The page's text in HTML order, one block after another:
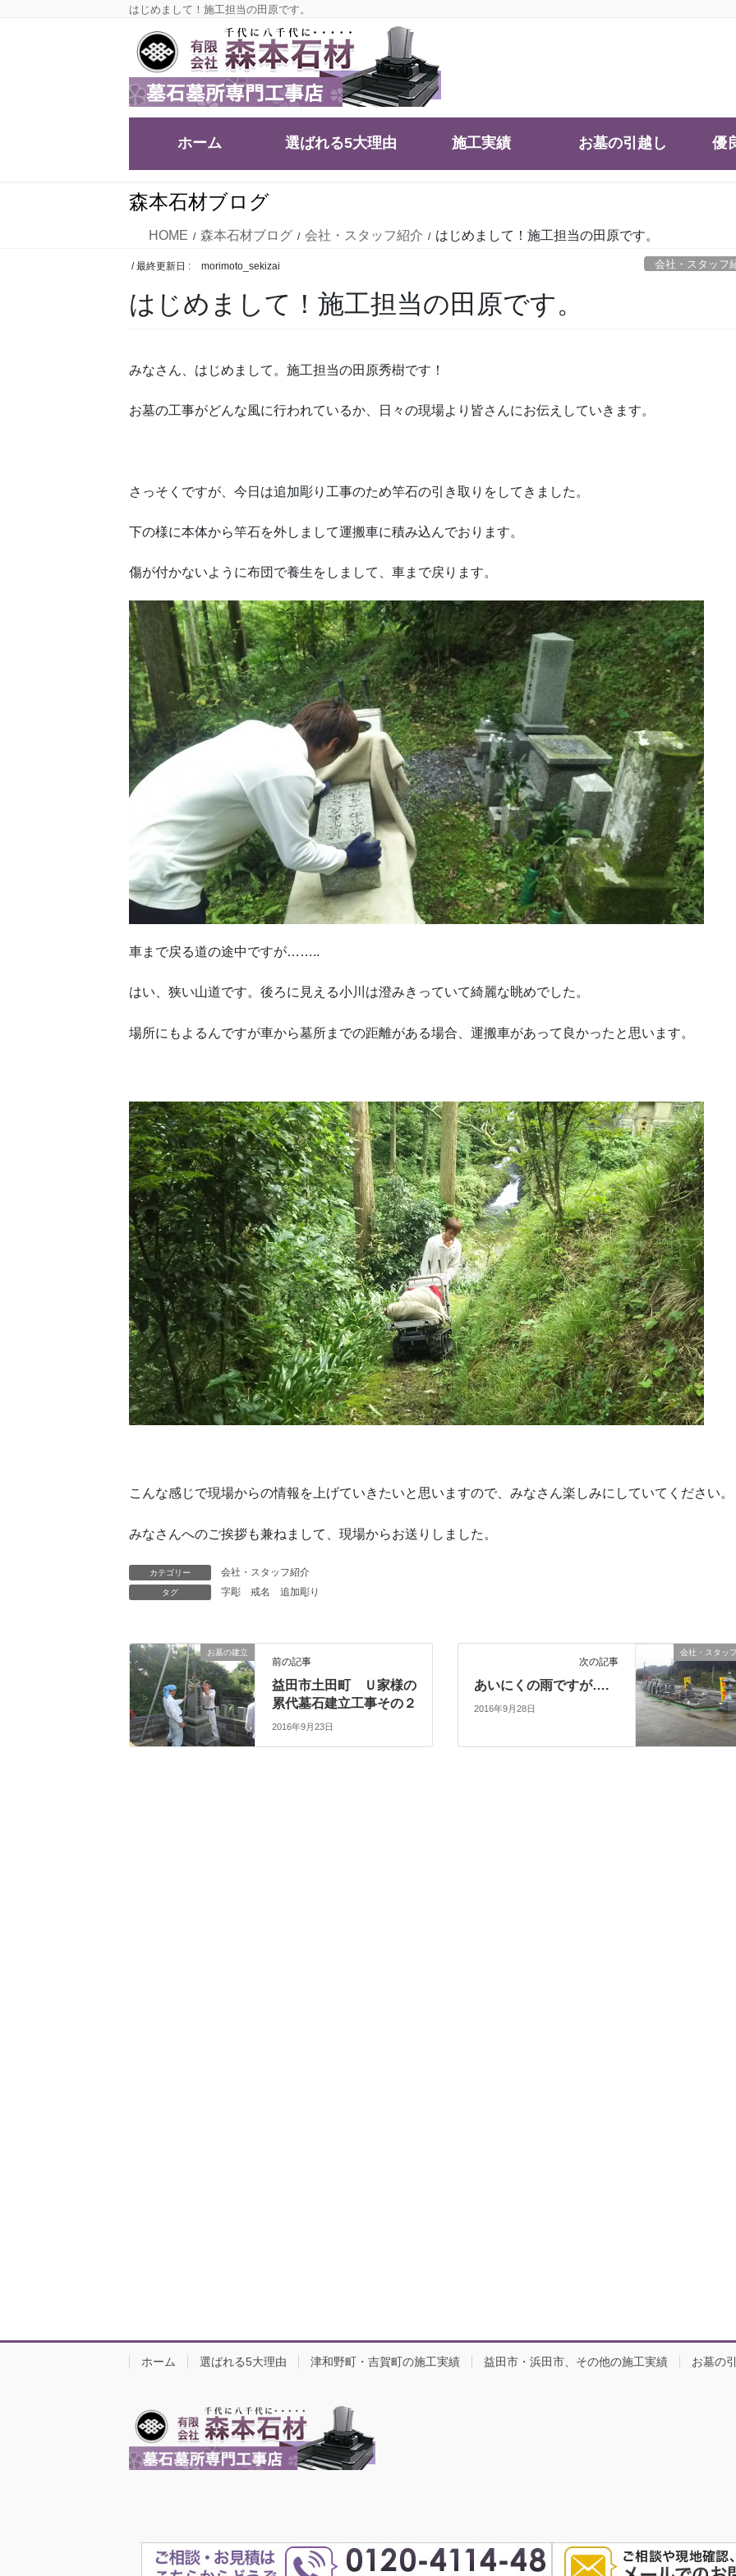
はじめまして！施工担当の田原です。
ホーム 選ばれる5大理由 施工実績 お墓の引越し 優
森本石材ブログ
HOME 森本石材ブログ 会社・スタッフ紹介 はじめまして！施工担当の田原です。
/ 最終更新日 : morimoto_sekizai 会社・スタッフ
はじめまして！施工担当の田原です。
みなさん、はじめまして。施工担当の田原秀樹です！
お墓の工事がどんな風に行われているか、日々の現場より皆さんにお伝えしていきます。
さっそくですが、今日は追加彫り工事のため竿石の引き取りをしてきました。
下の様に本体から竿石を外しまして運搬車に積み込んでおります。
傷が付かないように布団で養生をしまして、車まで戻ります。
車まで戻る道の途中ですが……..
はい、狭い山道です。後ろに見える小川は澄みきっていて綺麗な眺めでした。
場所にもよるんですが車から墓所までの距離がある場合、運搬車があって良かったと思います。
こんな感じで現場からの情報を上げていきたいと思いますので、みなさん楽しみにしていてください。
みなさんへのご挨拶も兼ねまして、現場からお送りしました。
カテゴリー 会社・スタッフ紹介
タグ 字彫 戒名 追加彫り
お墓の建立
前の記事
益田市土田町 Ｕ家様の
累代墓石建立工事その２
2016年9月23日
会社・スタッ
次の記事
あいにくの雨ですが….
2016年9月28日
ホーム 選ばれる5大理由 津和野町・吉賀町の施工実績 益田市・浜田市、その他の施工実績 お墓の
Copyright © 島根のお墓専門店、森本石材（島根県益田店、津和野本社） All Rights